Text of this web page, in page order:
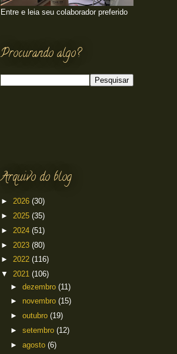
Entre e leia seu colaborador preferido
Procurando algo?
Arquivo do blog
► 2026 (30)
► 2025 (35)
► 2024 (51)
► 2023 (80)
► 2022 (116)
▼ 2021 (106)
► dezembro (11)
► novembro (15)
► outubro (19)
► setembro (12)
► agosto (6)